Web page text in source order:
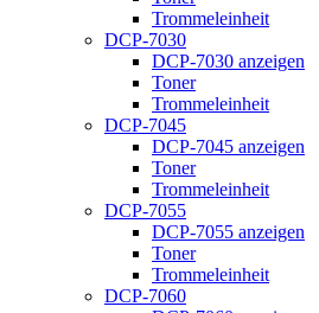
Trommeleinheit
DCP-7030
DCP-7030 anzeigen
Toner
Trommeleinheit
DCP-7045
DCP-7045 anzeigen
Toner
Trommeleinheit
DCP-7055
DCP-7055 anzeigen
Toner
Trommeleinheit
DCP-7060